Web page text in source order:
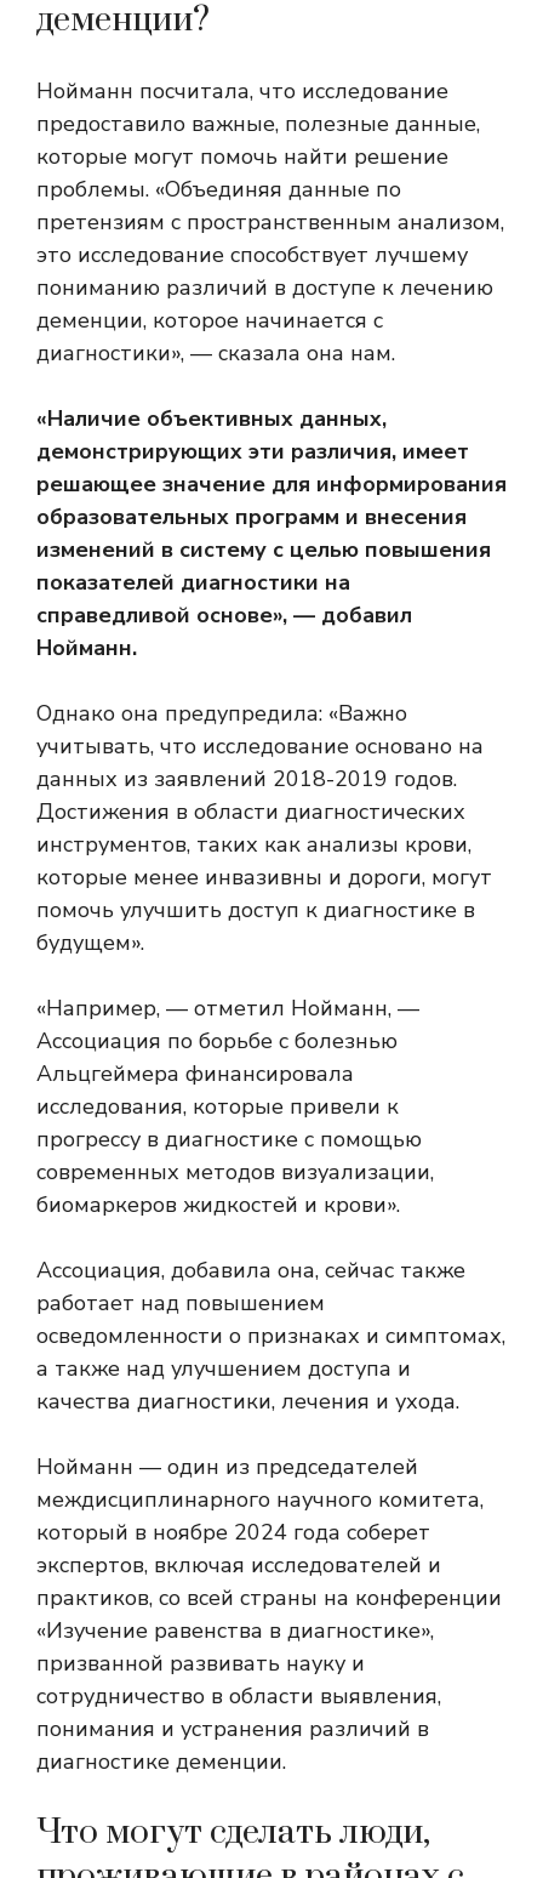
деменции?
Нойманн посчитала, что исследование
предоставило важные, полезные данные,
которые могут помочь найти решение
проблемы. «Объединяя данные по
претензиям с пространственным анализом,
это исследование способствует лучшему
пониманию различий в доступе к лечению
деменции, которое начинается с
диагностики», — сказала она нам.
«Наличие объективных данных,
демонстрирующих эти различия, имеет
решающее значение для информирования
образовательных программ и внесения
изменений в систему с целью повышения
показателей диагностики на
справедливой основе», — добавил
Нойманн.
Однако она предупредила: «Важно
учитывать, что исследование основано на
данных из заявлений 2018-2019 годов.
Достижения в области диагностических
инструментов, таких как анализы крови,
которые менее инвазивны и дороги, могут
помочь улучшить доступ к диагностике в
будущем».
«Например, — отметил Нойманн, —
Ассоциация по борьбе с болезнью
Альцгеймера финансировала
исследования, которые привели к
прогрессу в диагностике с помощью
современных методов визуализации,
биомаркеров жидкостей и крови».
Ассоциация, добавила она, сейчас также
работает над повышением
осведомленности о признаках и симптомах,
а также над улучшением доступа и
качества диагностики, лечения и ухода.
Нойманн — один из председателей
междисциплинарного научного комитета,
который в ноябре 2024 года соберет
экспертов, включая исследователей и
практиков, со всей страны на конференции
«Изучение равенства в диагностике»,
призванной развивать науку и
сотрудничество в области выявления,
понимания и устранения различий в
диагностике деменции.
Что могут сделать люди,